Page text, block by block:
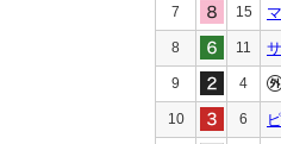
7 15
8 11
9 4
10 6